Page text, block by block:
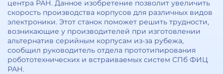
центра РАН. Данное изобретение позволит увеличить
скорость производства корпусов для различных видов
электроники. Этот станок поможет решить трудности,
возникающие у производителей при изготовлении
альтернатив серийным корпусам из-за рубежа,
сообщил руководитель отдела прототипирования
робототехнических и встраиваемых систем СПб ФИЦ
РАН.